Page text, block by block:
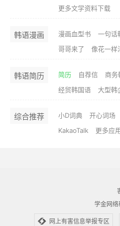
更多文学资料下载
韩语漫画 漫画血型书 一句话
哥哥来了
像花一样
韩语简历 简历 自荐信 商务
经贸韩国语
大型韩
综合推荐 小D词典 开心词场
KakaoTalk
更多应
学金网
网上有害信息举报专区